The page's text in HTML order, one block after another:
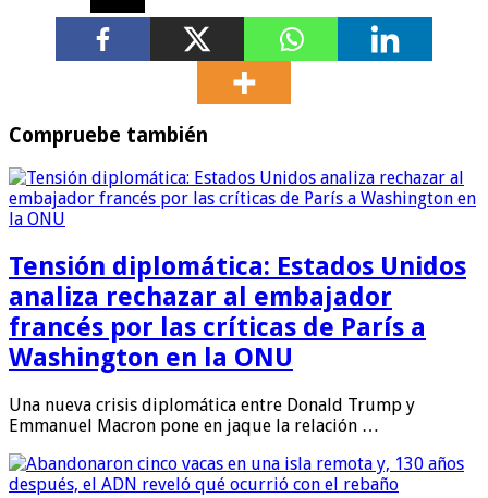
Compruebe también
Tensión diplomática: Estados Unidos
analiza rechazar al embajador
francés por las críticas de París a
Washington en la ONU
Una nueva crisis diplomática entre Donald Trump y
Emmanuel Macron pone en jaque la relación …